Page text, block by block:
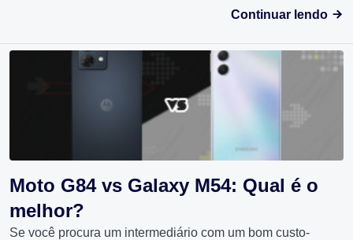
Continuar lendo
Moto G84 vs Galaxy M54: Qual é o
melhor?
Se você procura um intermediário com um bom custo-